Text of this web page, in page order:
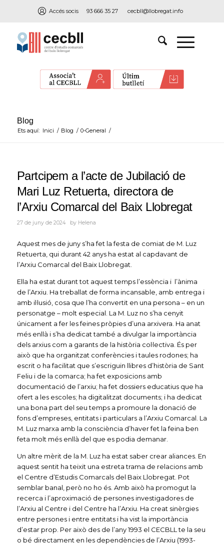
Accés socis 93 666 35 27 cecbll@llobregat.info
Blog
Ets aquí: Inici / Blog / 0-General /
Partcipem a l’acte de Jubilació de
Mari Luz Retuerta, directora de
l’Arxiu Comarcal del Baix Llobregat
27 de juny de 2024 by Helena
Aquest mes de juny s’ha fet la festa de comiat de M. Luz
Retuerta, qui durant 42 anys ha estat al capdavant de
l’Arxiu Comarcal del Baix Llobregat.
Ella ha estat durant tot aquest temps l’essència i l’ànima
de l’Arxiu. Ha treballat de forma incansable, amb entrega i
amb il·lusió, cosa que l’ha convertit en una persona – en un
personatge – molt especial. La M. Luz no s’ha cenyit
únicament a fer les feines pròpies d’una arxivera. Ha anat
més enllà i s’ha dedicat també a divulgar la importància
dels arxius com a garants de la història col·lectiva. És per
això que ha organitzat conferències i taules rodones; ha
escrit o ha facilitat que s’escriguin llibres d’història de Sant
Feliu i de la comarca; ha fet exposicions amb
documentació de l’arxiu; ha fet dossiers educatius que ha
ofert a les escoles; ha digitalitzat documents; i ha dedicat
una bona part del seu temps a promoure la donació de
fons d’empreses, entitats i particulars a l’Arxiu Comarcal. La
M. Luz marxa amb la consciència d’haver fet la feina ben
feta molt més enllà del que es podia demanar.
Un altre mèrit de la M. Luz ha estat saber crear aliances. En
aquest sentit ha teixit una estreta trama de relacions amb
el Centre d’Estudis Comarcals del Baix Llobregat. Pot
semblar banal, però no ho és. Amb això ha promogut la
recerca i l’aproximació de persones investigadores de
l’Arxiu al Centre i del Centre ha l’Arxiu. Ha creat sinèrgies
entre persones i entre entitats i ha vist la importància
d’estar prop. Per això des de l’any 1993 el CECBLL te la seu
o bé directament en les dependències de l’Arxiu (1993-